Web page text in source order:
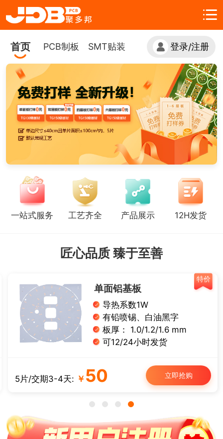
首页 PCB制板 SMT贴装 登录/注册
一站式服务 工艺齐全 产品展示 12H发货
匠心品质 臻于至善
特价
单面铝基板
导热系数1W
有铅喷锡、白油黑字
板厚： 1.0/1.2/1.6 mm
可12/24小时发货
5片/交期3-4天: ￥50 立即抢购